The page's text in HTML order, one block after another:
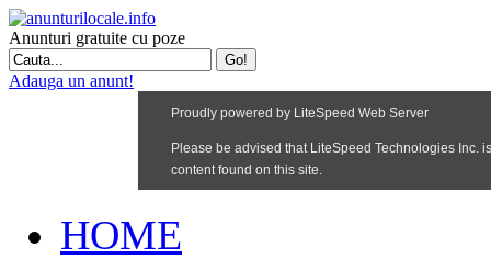
Anunturi gratuite cu poze
Adauga un anunt!
HOME